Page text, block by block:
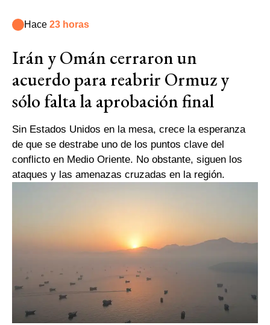
Hace 23 horas
Irán y Omán cerraron un
acuerdo para reabrir Ormuz y
sólo falta la aprobación final
Sin Estados Unidos en la mesa, crece la esperanza
de que se destrabe uno de los puntos clave del
conflicto en Medio Oriente. No obstante, siguen los
ataques y las amenazas cruzadas en la región.